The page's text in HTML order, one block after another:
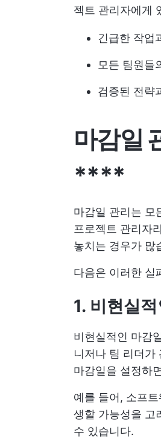
젝트 관리자에게
긴급한 작업
모든 팀원들
검증된 전략
마감일
****
마감일 관리는 모
프로젝트 관리자
놓치는 경우가 많
다음은 이러한 실
1. 비현실
비현실적인 마감
니저나 팀 리더가
마감일을 설정하
예를 들어, 소프
생할 가능성을 고
수 있습니다.